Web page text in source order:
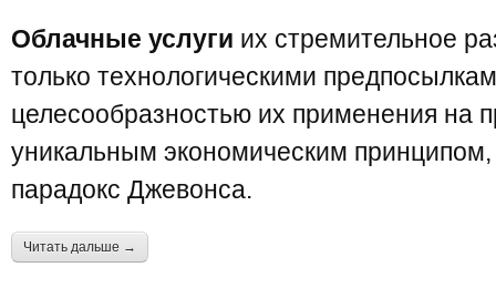
Облачные услуги их стремительное
только технологическими
целесообразностью их применения на
уникальным экономическим
парадокс Джевонса.
Читать дальше →